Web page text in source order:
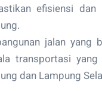
efisiensi
jalan yang
transportasi
dan Lampung